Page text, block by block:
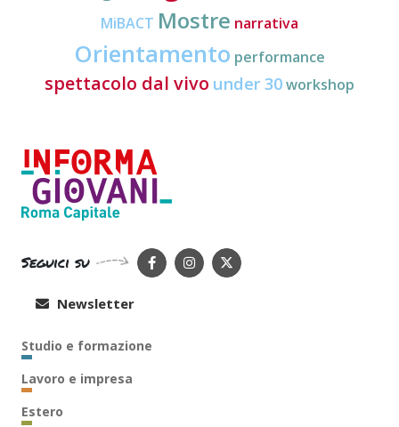
MiBACT Mostre narrativa
Orientamento performance
spettacolo dal vivo under 30workshop
Seguici su
Newsletter
Studio e formazione
Lavoro e impresa
Estero